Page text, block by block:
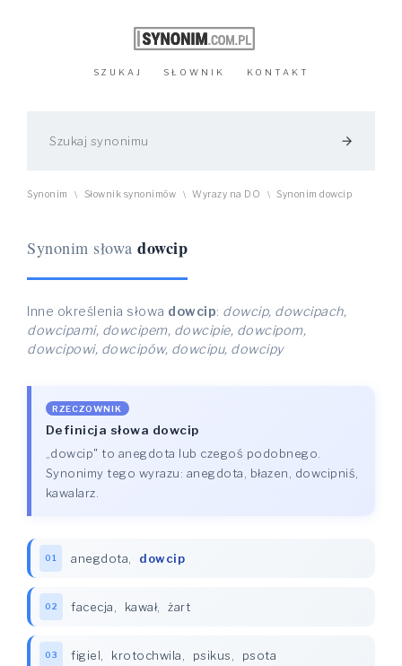
SZUKAJ SŁOWNIK KONTAKT
arrow_forward
Synonim \ Słownik synonimów \ Wyrazy na DO \ Synonim dowcip
Synonim słowa dowcip
Inne określenia słowa dowcip: dowcip, dowcipach,
dowcipami, dowcipem, dowcipie, dowcipom,
dowcipowi, dowcipów, dowcipu, dowcipy
RZECZOWNIK
Definicja słowa dowcip
„dowcip" to anegdota lub czegoś podobnego.
Synonimy tego wyrazu: anegdota, błazen, dowcipniś,
kawalarz.
01 anegdota, dowcip
02 facecja, kawał, żart
03 figiel, krotochwila, psikus, psota